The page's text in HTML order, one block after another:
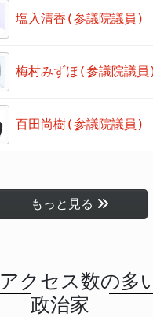
塩入清香(参議院議員)
梅村みずほ(参議院議員
百田尚樹(参議院議員)
もっと見る
アクセス数の多
政治家